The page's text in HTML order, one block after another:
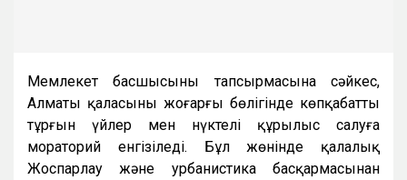
Мемлекет басшысының тапсырмасына сәйкес,
Алматы қаласының жоғарғы бөлігінде көпқабатты
тұрғын үйлер мен нүктелі құрылыс салуға
мораторий енгізіледі. Бұл жөнінде қалалық
Жоспарлау және урбанистика басқармасынан